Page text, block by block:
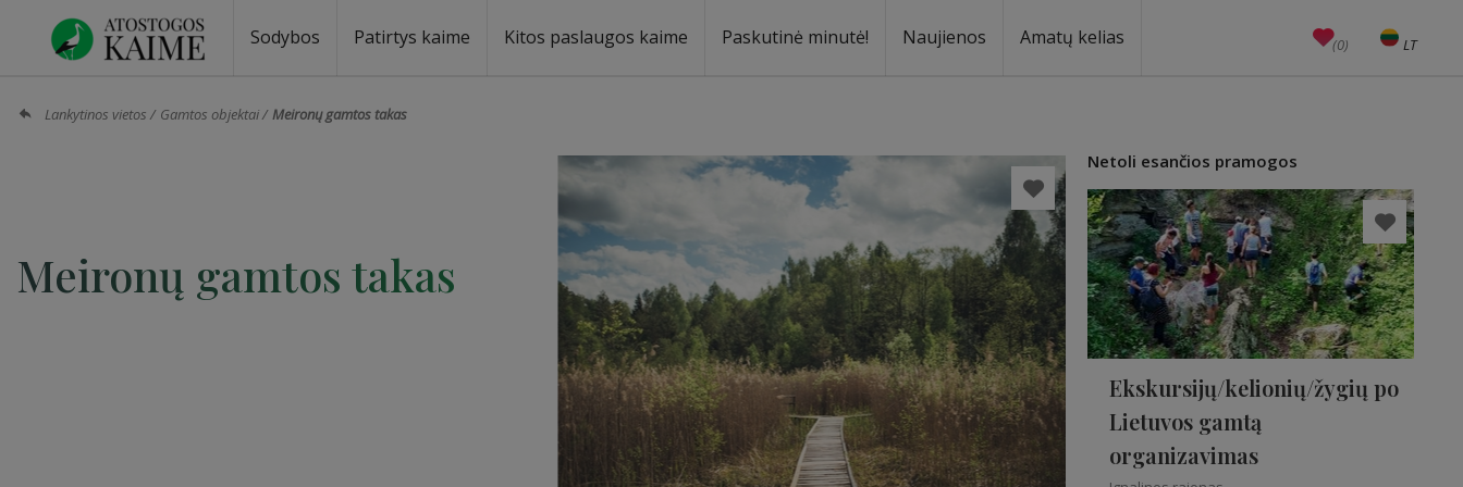
Sodybos Patirtys kaime Kitos paslaugos kaime Paskutinė minutė! Naujienos Amatų kelias (0) LT
EN
Lankytinos vietos Gamtos objektai Meironų gamtos takas
Meironų gamtos takas
Netoli esančios pramogos
Ekskursijų/kelionių/žygių po
Lietuvos gamtą
organizavimas